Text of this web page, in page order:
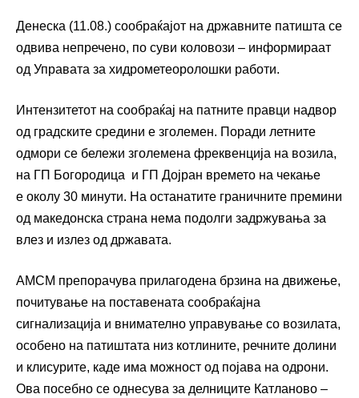
Денеска (11.08.) сообраќајот на државните патишта се
одвива непречено, по суви коловози – информираат
од Управата за хидрометеоролошки работи.
Интензитетот на сообраќај на патните правци надвор
од градските средини е зголемен. Поради летните
одмори се бележи зголемена фреквенција на возила,
на ГП Богородица и ГП Дојран времето на чекање
е околу 30 минути. На останатите граничните премини
од македонска страна нема подолги задржувања за
влез и излез од државата.
АМСМ препорачува прилагодена брзина на движење,
почитување на поставената сообраќајна
сигнализација и внимателно управување со возилата,
особено на патиштата низ котлините, речните долини
и клисурите, каде има можност од појава на одрони.
Ова посебно се однесува за делниците Катланово –